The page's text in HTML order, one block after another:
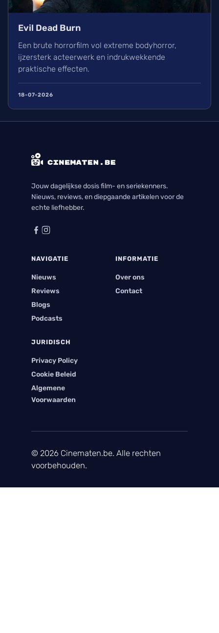
Evil Dead Burn
Een brute horrorfilm vol extreme bodyhorror,
ijzersterk acteerwerk en indrukwekkende
praktische effecten.
18-07-2026
Jouw dagelijkse dosis film- en seriekenners.
Nieuws, reviews, en diepgaande artikelen voor de
echte liefhebber.
NAVIGATIE
Nieuws
Reviews
Blogs
Podcasts
INFORMATIE
Over ons
Contact
JURIDISCH
Privacy Policy
Cookie Beleid
Algemene
Voorwaarden
© 2026 Cinematen.be. Alle rechten
voorbehouden.